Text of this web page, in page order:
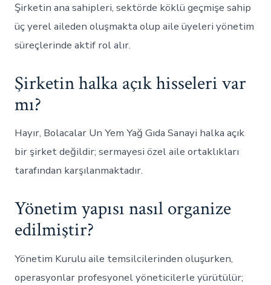
Şirketin ana sahipleri, sektörde köklü geçmişe sahip
üç yerel aileden oluşmakta olup aile üyeleri yönetim
süreçlerinde aktif rol alır.
Şirketin halka açık hisseleri var
mı?
Hayır, Bolacalar Un Yem Yağ Gıda Sanayi halka açık
bir şirket değildir; sermayesi özel aile ortaklıkları
tarafından karşılanmaktadır.
Yönetim yapısı nasıl organize
edilmiştir?
Yönetim Kurulu aile temsilcilerinden oluşurken,
operasyonlar profesyonel yöneticilerle yürütülür;